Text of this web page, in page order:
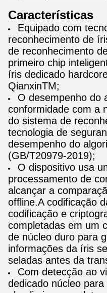
Características
Equipado com
reconhecimento de
de reconhecimento
primeiro chip
íris dedicado
QianxinTM;
O desempenho do
conformidade com a
do sistema de
tecnologia de
desempenho do
(GB/T20979-2019);
O dispositivo usa
processamento de
alcançar a
offline.A codificação
codificação e
completadas em um
de núcleo duro para
informações da íris
seladas antes da
Com detecção ao
dedicado núcleo